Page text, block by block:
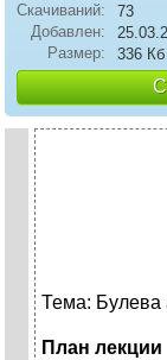
Скачиваний:
73
Добавлен:
Размер:
336 Кб
Тема: Булева
План лекции